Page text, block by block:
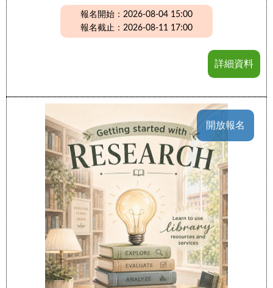
報名開始：2026-08-04 15:00
報名截止：2026-08-11 17:00
詳細資料
開放報名